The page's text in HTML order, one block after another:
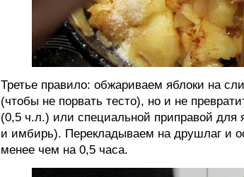
Третье правило: обжариваем яблоки на
(чтобы не порвать тесто), но и не
(0,5 ч.л.) или специальной приправой для
и имбирь). Перекладываем на друшлаг и
менее чем на 0,5 часа.